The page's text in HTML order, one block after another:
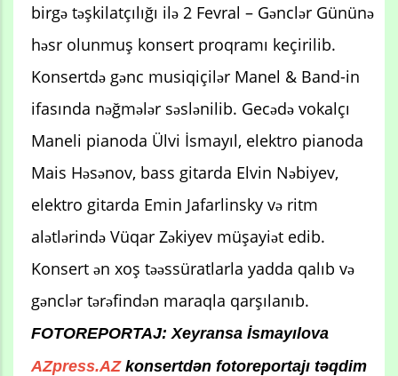
birgə təşkilatçılığı ilə 2 Fevral – Gənclər Gününə
həsr olunmuş konsert proqramı keçirilib.
Konsertdə gənc musiqiçilər Manel & Band-in
ifasında nəğmələr səslənilib. Gecədə vokalçı
Maneli pianoda Ülvi İsmayıl, elektro pianoda
Mais Həsənov, bass gitarda Elvin Nəbiyev,
elektro gitarda Emin Jafarlinsky və ritm
alətlərində Vüqar Zəkiyev müşayiət edib.
Konsert ən xoş təəssüratlarla yadda qalıb və
gənclər tərəfindən maraqla qarşılanıb.
FOTOREPORTAJ: Xeyransa İsmayılova
AZpress.AZ konsertdən fotoreportajı təqdim